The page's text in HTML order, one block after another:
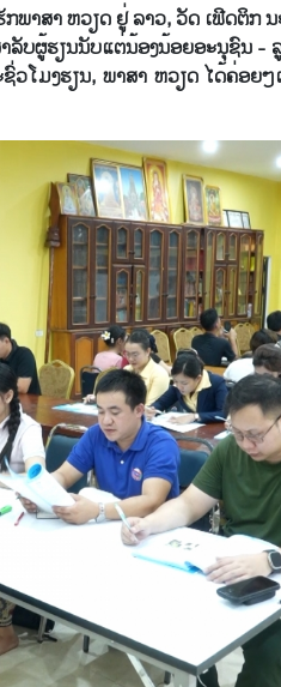
າ​ສາ ຫວຽດ​ ຢູ່​ ລ​າວ, ວັດ ເຟີດ​ຕິກ
ບ​ຜູ້ຮຽນ​ນັບ​ແຕ່​ນ້ອງນ້ອຍອະ​ນຸ​ຊົນ
ມງ​ຮຽນ, ພາ​ສາ ຫວຽດ ໄດ້​ຄ່ອຍ